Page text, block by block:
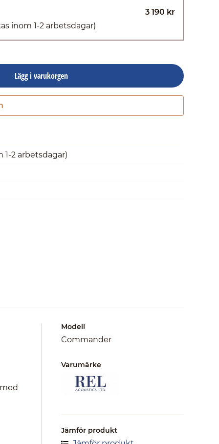
3 190 kr
inom 1-2 arbetsdagar)
Lägg i varukorgen
1-2 arbetsdagar)
Modell
Commander
Varumärke
Jämför produkt